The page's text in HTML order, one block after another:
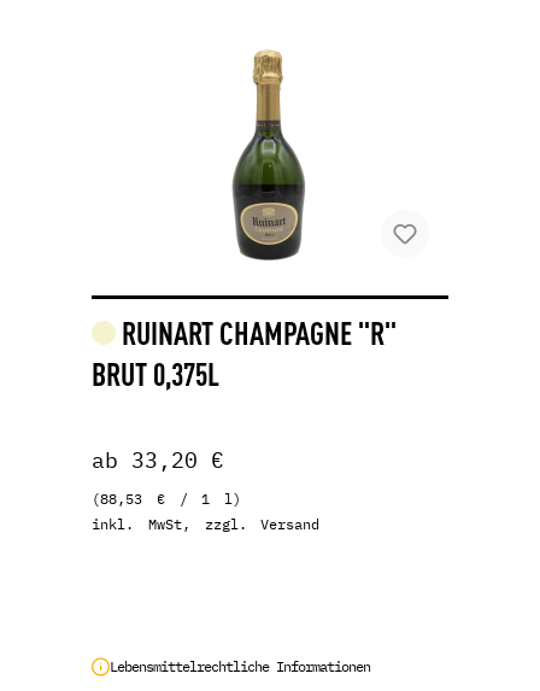
RUINART CHAMPAGNE "R"
BRUT 0,375L
ab 33,20 €
(88,53 € / 1 l)
inkl. MwSt, zzgl. Versand
Lebensmittelrechtliche Informationen